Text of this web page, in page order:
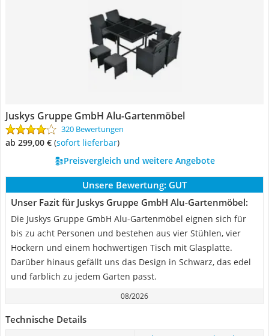
Juskys Gruppe GmbH Alu-Gartenmöbel
320 Bewertungen
ab 299,00 € ( Sofort lieferbar)
Preisvergleich und weitere Angebote
Unsere Bewertung: GUT
Unser Fazit für Juskys Gruppe GmbH Alu-Gartenmöbel:
Die Juskys Gruppe GmbH Alu-Gartenmöbel eignen sich für
bis zu acht Personen und bestehen aus vier Stühlen, vier
Hockern und einem hochwertigen Tisch mit Glasplatte.
Darüber hinaus gefällt uns das Design in Schwarz, das edel
und farblich zu jedem Garten passt.
08/2026
Technische Details